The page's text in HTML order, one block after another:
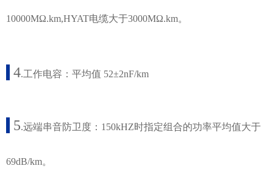
10000MΩ.km,HYAT电缆大于3000MΩ.km。
4.工作电容：平均值 52±2nF/km
5.远端串音防卫度：150kHZ时指定组合的功率平均值大于
69dB/km。